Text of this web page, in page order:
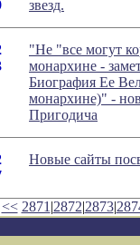
звезд.
"Не "все могут
монархине -
Биография Ее
монархине)" -
Пригодича
Новые сайты
<< 2871 |2872|2873|